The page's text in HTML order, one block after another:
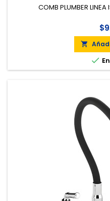
COMB PLUMBER LINEA

